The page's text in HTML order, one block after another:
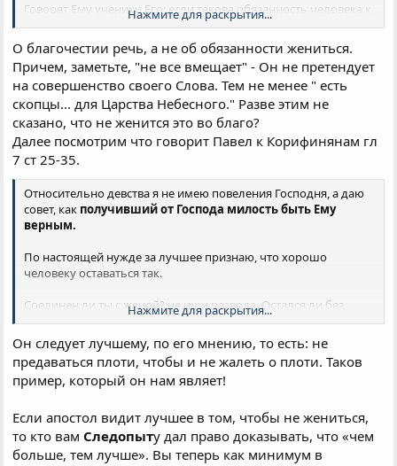
Говорят Ему ученики Его: если такова обязанность человека к
жене, то лучше не жениться.
Он же сказал им:не все вмещают слово сие, но кому дано,
ибо есть скопцы, которые из чрева матернего родились
так; и есть скопцы, которые оскоплены от людей; и есть
скопцы, которые сделали сами себя скопцами для
Царства Небесного. Кто может вместить, да вместит.
Тогда приведены были к Нему дети, чтобы Он возложил
на них руки и помолился; ученики же возбраняли им.
Но Иисус сказал: пустите детей и не препятствуйте им
приходить ко Мне, ибо таковых есть Царство Небесное.
И, возложив на них руки, пошел оттуда.
сделать мне доброго, чтобы иметь жизнь вечную?
Он же сказал ему: что ты называешь Меня благим? Никто не
благ, как только один Бог.
Нажмите для раскрытия...
О благочестии речь, а не об обязанности жениться.
Причем, заметьте, "не все вмещает" - Он не претендует
на совершенство своего Слова. Тем не менее " есть
скопцы... для Царства Небесного." Разве этим не
сказано, что не женится это во благо?
Далее посмотрим что говорит Павел к Корифинянам гл
7 ст 25-35.
Относительно девства я не имею повеления Господня, а даю
совет, как получивший от Господа милость быть Ему
верным.
По настоящей нужде за лучшее признаю, что хорошо
человеку оставаться так.
Соединен ли ты с женой? не ищи развода. Остался ли без
жены? не ищи жены.
Впрочем, если и женишься, не согрешишь; и если девица
выйдет замуж, не согрешит. Но таковые будут иметь
скорби по плоти; а мне вас жаль.
Нажмите для раскрытия...
Он следует лучшему, по его мнению, то есть: не
предаваться плоти, чтобы и не жалеть о плоти. Таков
пример, который он нам являет!
Если апостол видит лучшее в том, чтобы не жениться,
то кто вам Следопыту дал право доказывать, что «чем
больше, тем лучше». Вы теперь как минимум в